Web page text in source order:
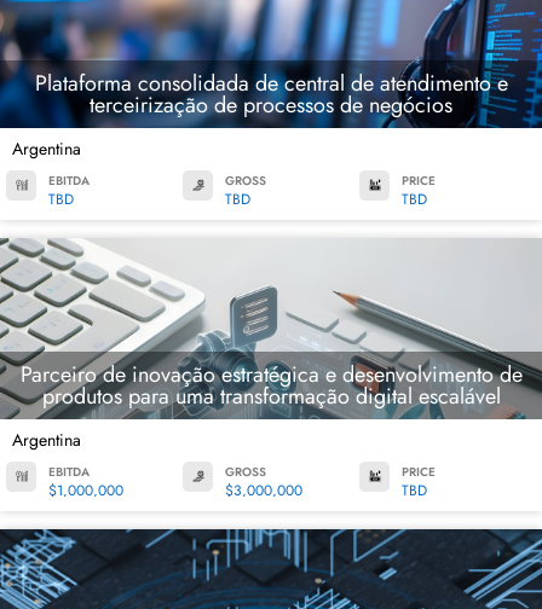
Plataforma consolidada de central de atendimento e
terceirização de processos de negócios
Argentina
EBITDA
TBD
GROSS
TBD
PRICE
TBD
Parceiro de inovação estratégica e desenvolvimento de
produtos para uma transformação digital escalável
Argentina
EBITDA
$1,000,000
GROSS
$3,000,000
PRICE
TBD